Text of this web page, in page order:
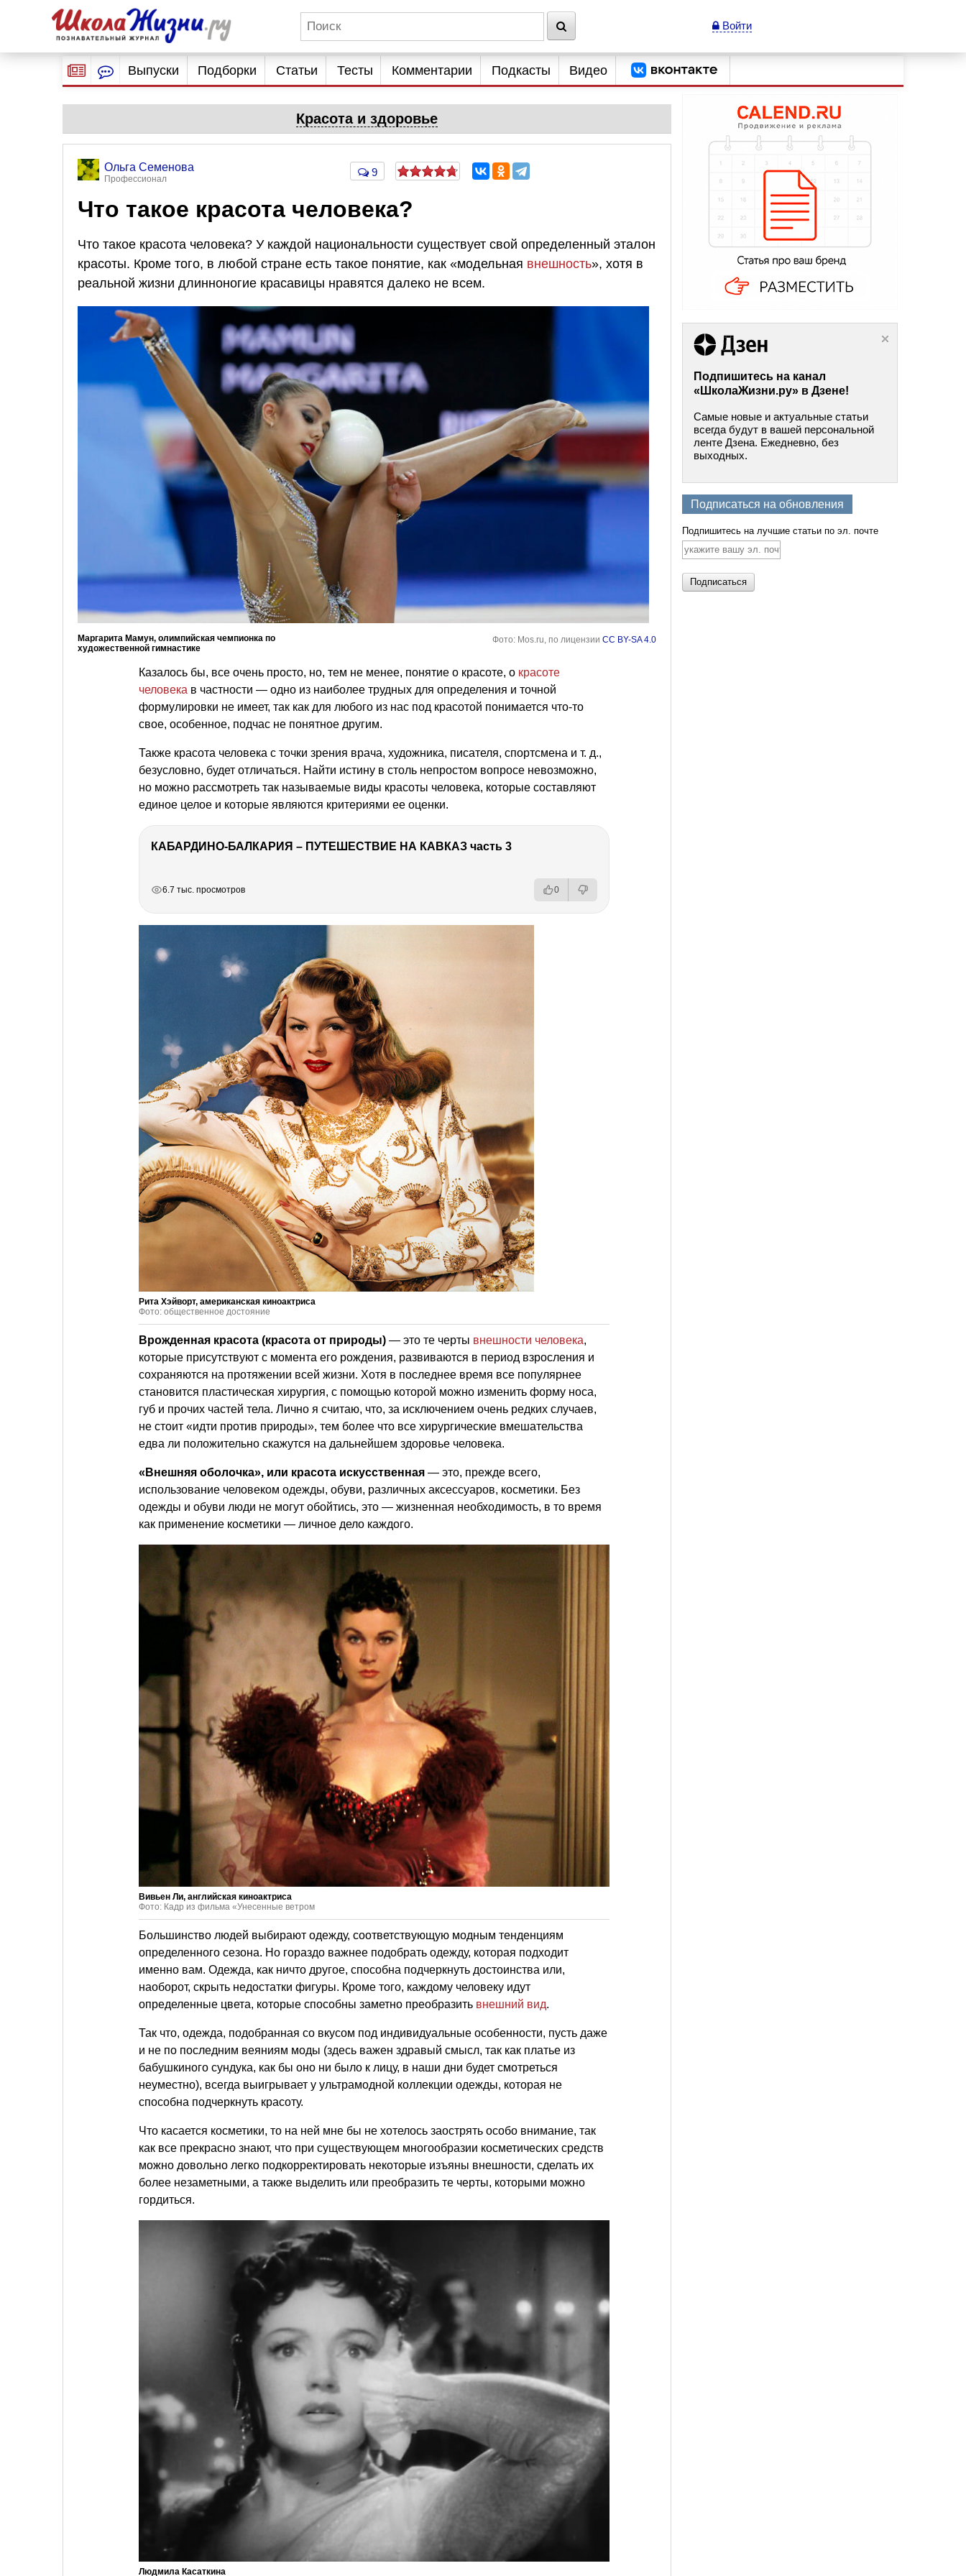
Войти
Выпуски Подборки Статьи Тесты Комментарии Подкасты Видео
Красота и здоровье
Ольга Семенова
Профессионал
9
Что такое красота человека?
Что такое красота человека? У каждой национальности существует свой определенный эталон
красоты. Кроме того, в любой стране есть такое понятие, как «модельная внешность», хотя в
реальной жизни длинноногие красавицы нравятся далеко не всем.
Маргарита Мамун, олимпийская чемпионка по
художественной гимнастике
Фото: Mos.ru, по лицензии CC BY-SA 4.0
Казалось бы, все очень просто, но, тем не менее, понятие о красоте, о красоте
человека в частности — одно из наиболее трудных для определения и точной
формулировки не имеет, так как для любого из нас под красотой понимается что-то
свое, особенное, подчас не понятное другим.
Также красота человека с точки зрения врача, художника, писателя, спортсмена и т. д.,
безусловно, будет отличаться. Найти истину в столь непростом вопросе невозможно,
но можно рассмотреть так называемые виды красоты человека, которые составляют
единое целое и которые являются критериями ее оценки.
КАБАРДИНО-БАЛКАРИЯ – ПУТЕШЕСТВИЕ НА КАВКАЗ часть 3
6.7 тыс. просмотров 0
Рита Хэйворт, американская киноактриса
Фото: общественное достояние
Врожденная красота (красота от природы) — это те черты внешности человека,
которые присутствуют с момента его рождения, развиваются в период взросления и
сохраняются на протяжении всей жизни. Хотя в последнее время все популярнее
становится пластическая хирургия, с помощью которой можно изменить форму носа,
губ и прочих частей тела. Лично я считаю, что, за исключением очень редких случаев,
не стоит «идти против природы», тем более что все хирургические вмешательства
едва ли положительно скажутся на дальнейшем здоровье человека.
«Внешняя оболочка», или красота искусственная — это, прежде всего,
использование человеком одежды, обуви, различных аксессуаров, косметики. Без
одежды и обуви люди не могут обойтись, это — жизненная необходимость, в то время
как применение косметики — личное дело каждого.
Вивьен Ли, английская киноактриса
Фото: Кадр из фильма «Унесенные ветром
Большинство людей выбирают одежду, соответствующую модным тенденциям
определенного сезона. Но гораздо важнее подобрать одежду, которая подходит
именно вам. Одежда, как ничто другое, способна подчеркнуть достоинства или,
наоборот, скрыть недостатки фигуры. Кроме того, каждому человеку идут
определенные цвета, которые способны заметно преобразить внешний вид.
Так что, одежда, подобранная со вкусом под индивидуальные особенности, пусть даже
и не по последним веяниям моды (здесь важен здравый смысл, так как платье из
бабушкиного сундука, как бы оно ни было к лицу, в наши дни будет смотреться
неуместно), всегда выигрывает у ультрамодной коллекции одежды, которая не
способна подчеркнуть красоту.
Что касается косметики, то на ней мне бы не хотелось заострять особо внимание, так
как все прекрасно знают, что при существующем многообразии косметических средств
можно довольно легко подкорректировать некоторые изъяны внешности, сделать их
более незаметными, а также выделить или преобразить те черты, которыми можно
гордиться.
Людмила Касаткина
Подпишитесь на канал
«ШколаЖизни.ру» в Дзене!
Самые новые и актуальные статьи
всегда будут в вашей персональной
ленте Дзена. Ежедневно, без
выходных.
Подписаться на обновления
Подпишитесь на лучшие статьи по эл. почте